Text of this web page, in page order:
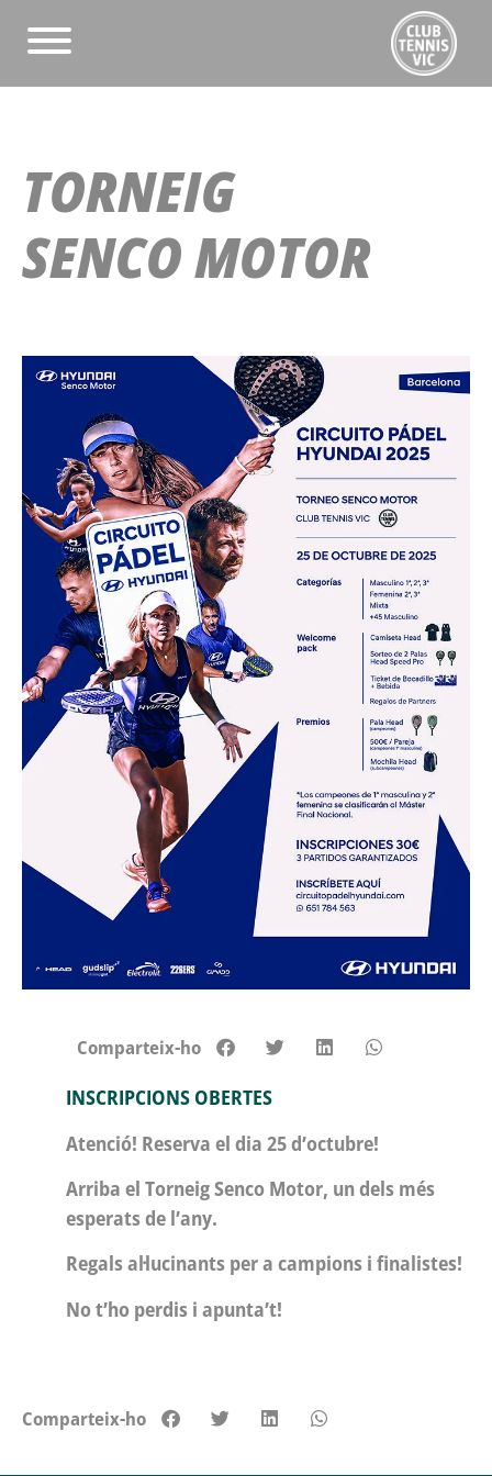
TORNEIG
SENCO MOTOR
Comparteix-ho
INSCRIPCIONS OBERTES
Atenció! Reserva el dia 25 d’octubre!
Arriba el Torneig Senco Motor, un dels més
esperats de l’any.
Regals al·lucinants per a campions i finalistes!
No t’ho perdis i apunta’t!
Comparteix-ho